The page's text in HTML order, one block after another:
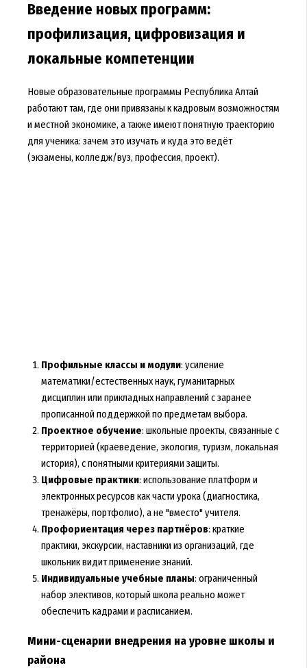
Введение новых программ:
профилизация, цифровизация и
локальные компетенции
Новые образовательные программы Республика Алтай
работают там, где они привязаны к кадровым возможностям
и местной экономике, а также имеют понятную траекторию
для ученика: зачем это изучать и куда это ведёт
(экзамены, колледж/вуз, профессия, проект).
Профильные классы и модули: усиление
математики/естественных наук, гуманитарных
дисциплин или прикладных направлений с заранее
прописанной поддержкой по предметам выбора.
Проектное обучение: школьные проекты, связанные с
территорией (краеведение, экология, туризм, локальная
история), с понятными критериями защиты.
Цифровые практики: использование платформ и
электронных ресурсов как части урока (диагностика,
тренажёры, портфолио), а не "вместо" учителя.
Профориентация через партнёров: краткие
практики, экскурсии, наставники из организаций, где
школьник видит применение знаний.
Индивидуальные учебные планы: ограниченный
набор элективов, который школа реально может
обеспечить кадрами и расписанием.
Мини-сценарии внедрения на уровне школы и
района